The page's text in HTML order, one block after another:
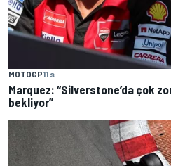
MOTOGP11 s
Marquez: “Silverstone’da çok
bekliyor”